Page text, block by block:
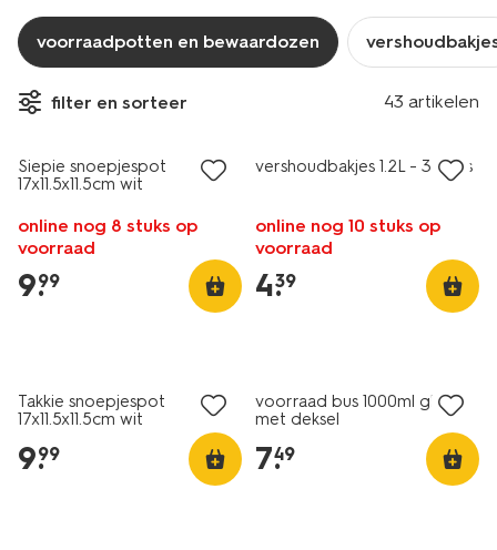
voorraadpotten en bewaardozen
filter en sorteer 43 artikelen
Siepie snoepjespot
17x11.5x11.5cm wit
online nog 8 stuks op
voorraad
9.
99
vershoudbakjes 1.2L - 3 stuks
online nog 10 stuks op
voorraad
4.
39
Takkie snoepjespot
17x11.5x11.5cm wit
9.
99
voorraad bus 1000ml glas
met deksel
7.
49